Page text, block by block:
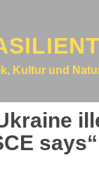
Kultur und